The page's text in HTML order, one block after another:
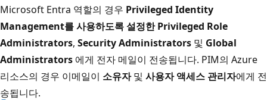
Microsoft Entra 역할의 경우 Privileged Identity
Management를 사용하도록 설정한 Privileged Role
Administrators, Security Administrators 및 Global
Administrators 에게 전자 메일이 전송됩니다. PIM의 Azure
리소스의 경우 이메일이 소유자및 사용자 액세스 관리자에게 전
송됩니다.